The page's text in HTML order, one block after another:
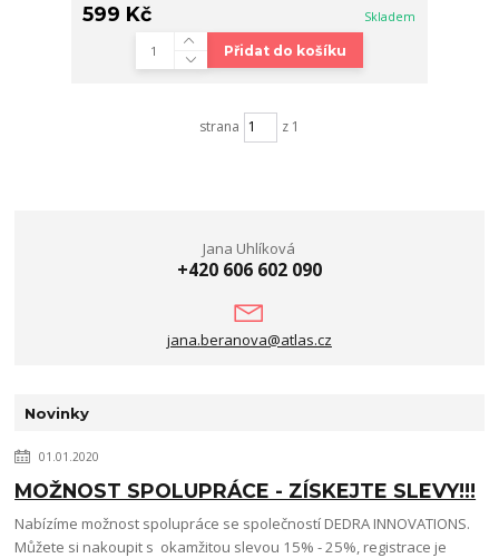
599 Kč Skladem
Přidat do košíku
strana z 1
Jana Uhlíková
+420 606 602 090
jana.beranova@atlas.cz
Novinky
01.01.2020
MOŽNOST SPOLUPRÁCE - ZÍSKEJTE SLEVY!!!
Nabízíme možnost spolupráce se společností DEDRA INNOVATIONS.
Můžete si nakoupit s okamžitou slevou 15% - 25%, registrace je